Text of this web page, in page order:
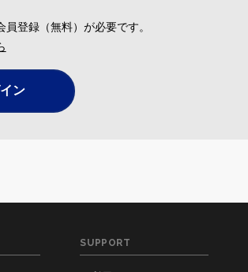
登録（無料）が必要です。
ン
SUPPORT